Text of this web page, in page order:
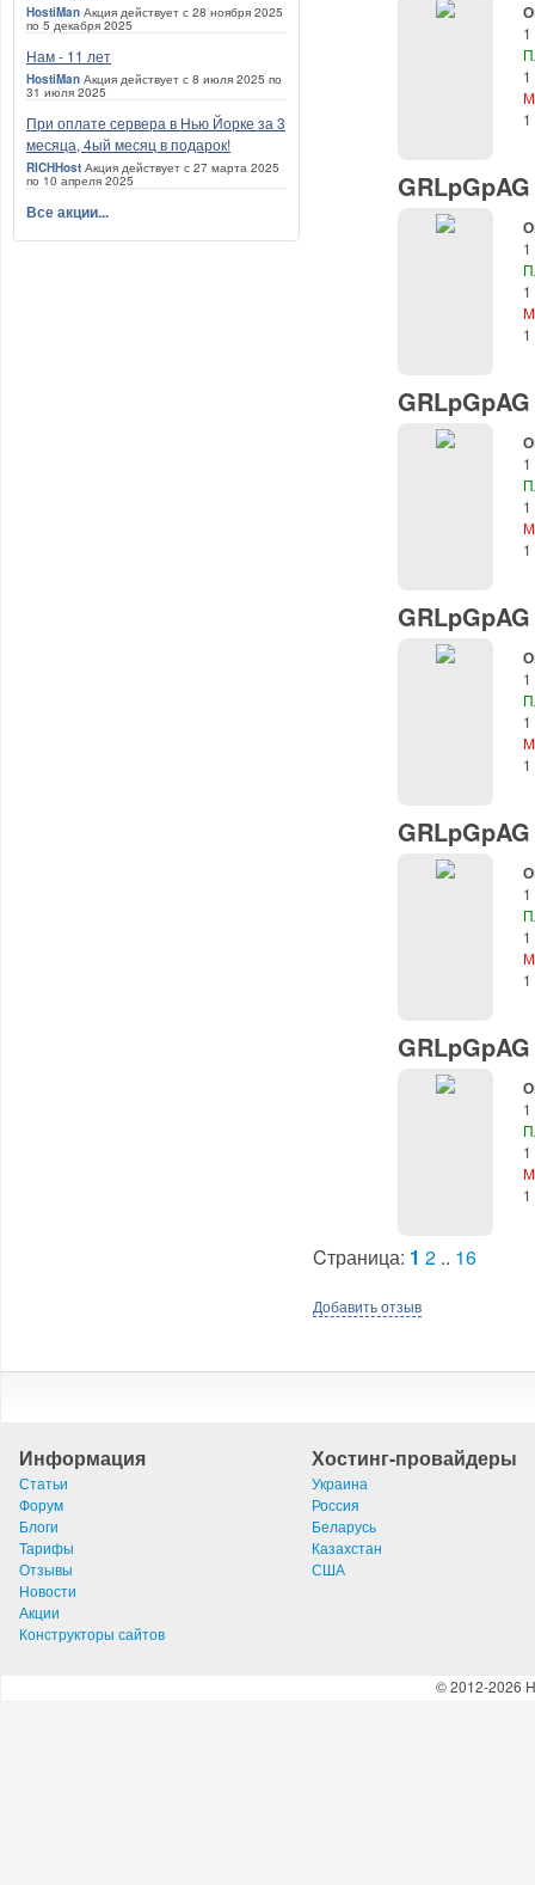
HostiMan Акция действует с 28 ноября 2025
по 5 декабря 2025
Нам - 11 лет
HostiMan Акция действует с 8 июля 2025 по
31 июля 2025
При оплате сервера в Нью Йорке за 3
месяца, 4ый месяц в подарок!
RICHHost Акция действует с 27 марта 2025
по 10 апреля 2025
Все акции...
1
1
1
1
1
1
1
1
1
1
1
1
1
1
1
1
1
1
Cтраница: 1 2 .. 16
Добавить отзыв
Информация
Статьи
Форум
Блоги
Тарифы
Отзывы
Новости
Акции
Конструкторы сайтов
Хостинг-провайдеры
Украина
Россия
Беларусь
Казахстан
США
© 2012-2026